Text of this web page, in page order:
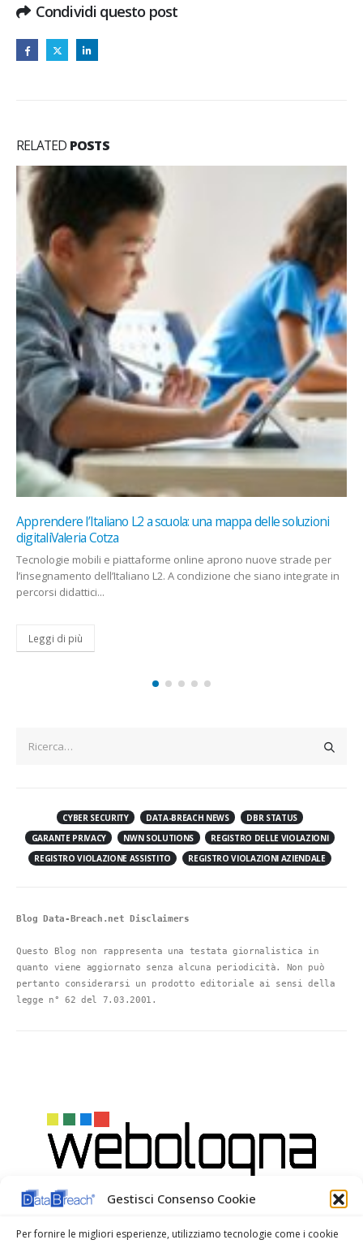
Gestisci Consenso Cookie
Per fornire le migliori esperienze, utilizziamo tecnologie come i cookie
Condividi questo post
RELATED POSTS
per
in
Wef 2026: i tre rischi globali che minacciano
Castigli
Debito, asset gonfiati (con i rischi di bolla AI) e incertezza
geopolitica (con i dazi) sono i tre principali fattori...
CYBER SECURITY DATA-BREACH NEWS
DBR STATUS
GARANTE PRIVACY
NWN SOLUTIONS
REGISTRO DELLE VIOLAZIONI
REGISTRO VIOLAZIONE ASSISTITO
REGISTRO VIOLAZIONI AZIENDALE
Blog Data-Breach.net Disclaimers
Questo Blog non rappresenta una testata giornalistica in
quanto viene aggiornato senza alcuna periodicità. Non può
pertanto considerarsi un prodotto editoriale ai sensi della
legge n° 62 del 7.03.2001.